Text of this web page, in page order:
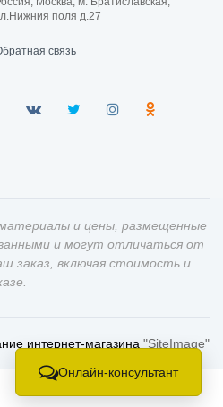
поля д.27
связь
и цены, размещенные
и могут отличаться от
заказ, включая стоимость и
интернет-магазина "SiteImage"
Онлайн-консультант